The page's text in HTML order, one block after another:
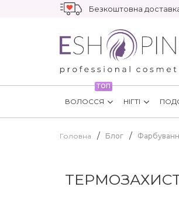
Безкоштовна доставка
ТОП
ВОЛОССЯ НІГТІ
Головна Блог